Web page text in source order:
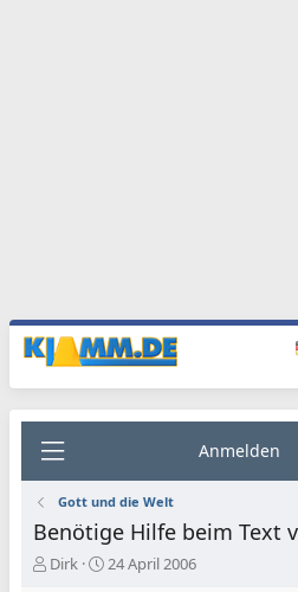
Anmelden
Gott und die Welt
Benötige Hilfe beim Text
E
Dirk
E
24 April 2006